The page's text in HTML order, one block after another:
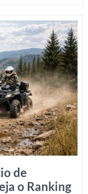
de
o Ranking